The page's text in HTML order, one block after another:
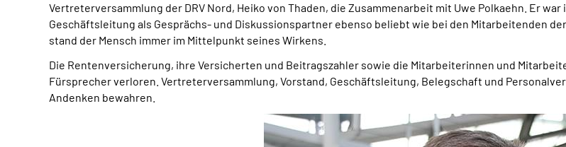
Vertreterversammlung der DRV Nord, Heiko von Thaden, die Zusammenarbeit mit Uwe Polkaehn. Er
Geschäftsleitung als Gesprächs- und Diskussionspartner ebenso beliebt wie bei den Mitarbeitenden
stand der Mensch immer im Mittelpunkt seines Wirkens.
Die Rentenversicherung, ihre Versicherten und Beitragszahler sowie die Mitarbeiterinnen und
Fürsprecher verloren. Vertreterversammlung, Vorstand, Geschäftsleitung, Belegschaft und
Andenken bewahren.